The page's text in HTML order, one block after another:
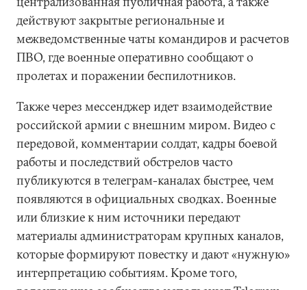
действуют закрытые региональные и
межведомственные чаты командиров и расчетов
ПВО, где военные оперативно сообщают о
пролетах и поражении беспилотников.
Также через мессенджер идет взаимодействие
российской армии с внешним миром. Видео с
передовой, комментарии солдат, кадры боевой
работы и последствий обстрелов часто
публикуются в телеграм-каналах быстрее, чем
появляются в официальных сводках. Военные
или близкие к ним источники передают
материалы администраторам крупных каналов,
которые формируют повестку и дают «нужную»
интерпретацию событиям. Кроме того,